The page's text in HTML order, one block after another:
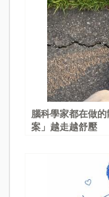
腦科學家都在做
案」越走越舒壓